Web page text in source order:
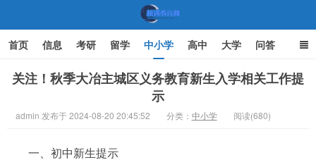
机遇教育网
首页 信息 考研 留学 中小学 高中 大学 问答
文化 家庭教育
关注！秋季大冶主城区义务教育新生入学相关工作提
示
admin 发布于 2024-08-20 20:45:52 分类： 中小学 阅读(680)
一、初中新生提示